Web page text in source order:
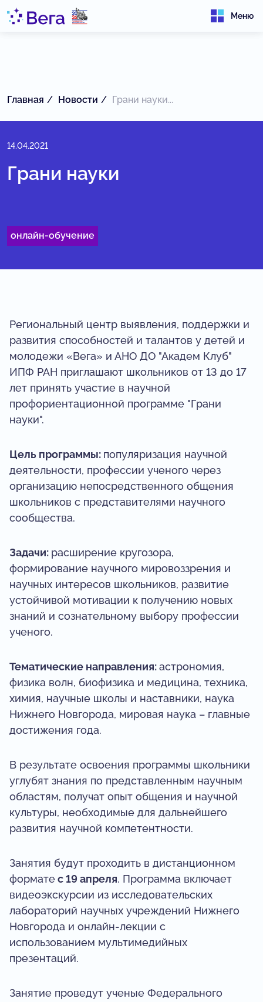
Меню
Главная Новости Грани науки...
14.04.2021
Грани науки
онлайн-обучение
Региональный центр выявления, поддержки и
развития способностей и талантов у детей и
молодежи «Вега» и АНО ДО "Академ Клуб"
ИПФ РАН приглашают школьников от 13 до 17
лет принять участие в научной
профориентационной программе "Грани
науки".
Цель программы: популяризация научной
деятельности, профессии ученого через
организацию непосредственного общения
школьников с представителями научного
сообщества.
Задачи: расширение кругозора,
формирование научного мировоззрения и
научных интересов школьников, развитие
устойчивой мотивации к получению новых
знаний и сознательному выбору профессии
ученого.
Тематические направления:астрономия,
физика волн, биофизика и медицина, техника,
химия, научные школы и наставники, наука
Нижнего Новгорода, мировая наука – главные
достижения года.
В результате освоения программы школьники
углубят знания по представленным научным
областям, получат опыт общения и научной
культуры, необходимые для дальнейшего
развития научной компетентности.
Занятия будут проходить в дистанционном
форматес 19 апреля. Программа включает
видеоэкскурсии из исследовательских
лабораторий научных учреждений Нижнего
Новгорода и онлайн-лекции с
использованием мультимедийных
презентаций.
Занятие проведут ученые Федерального